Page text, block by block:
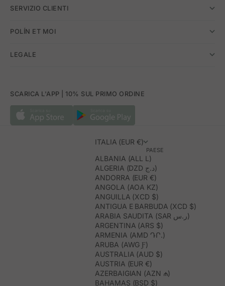
SERVIZIO CLIENTI
POLÍN ET MOI
LEGALE
SCARICA L'APP | 10% SUL PRIMO ORDINE
ITALIA (EUR €)
PAESE
ALBANIA (ALL L)
ALGERIA (DZD د.ج)
ANDORRA (EUR €)
ANGOLA (AOA KZ)
ANGUILLA (XCD $)
ANTIGUA E BARBUDA (XCD $)
ARABIA SAUDITA (SAR ر.س)
ARGENTINA (ARS $)
ARMENIA (AMD ԴՐ.)
ARUBA (AWG Ƒ)
AUSTRALIA (AUD $)
AUSTRIA (EUR €)
AZERBAIGIAN (AZN ₼)
BAHAMAS (BSD $)